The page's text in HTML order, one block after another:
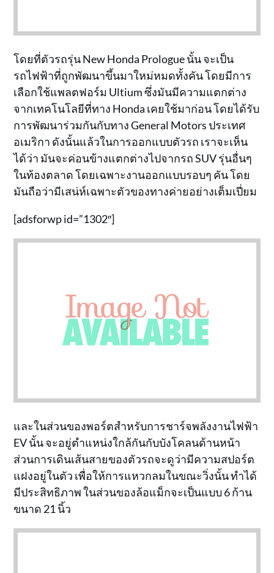
โดยที่ตัวรถรุ่น New Honda Prologue นั้น จะเป็น
รถไฟฟ้าที่ถูกพัฒนาขึ้นมาใหม่หมดทั้งคัน โดยมีการ
เลือกใช้แพลตฟอร์ม Ultium ซึ่งมันมีความแตกต่าง
จากเทคโนโลยีที่ทาง Honda เคยใช้มาก่อน โดยได้รับ
การพัฒนาร่วมกันกับทาง General Motors ประเทศ
อเมริกา ดังนั้นแล้วในการออกแบบตัวรถ เราจะเห็น
ได้ว่า มันจะค่อนข้างแตกต่างไปจากรถ SUV รุ่นอื่นๆ
ในท้องตลาด โดยเฉพาะงานออกแบบรอบๆ คัน โดย
มันถือว่ามีเสน่ห์เฉพาะตัวของทางค่ายอย่างเต็มเปี่ยม
[adsforwp id=”1302″]
และในส่วนของพอร์ตสำหรับการชาร์จพลังงานไฟฟ้า
EV นั้น จะอยู่ตำแหน่งใกล้กันกับบังโคลนด้านหน้า
ส่วนการเดินเส้นสายของตัวรถจะดูว่ามีความสปอร์ต
แฝงอยู่ในตัว เพื่อให้การแหวกลมในขณะวิ่งนั้น ทำได้
มีประสิทธิภาพ ในส่วนของล้อแม็กจะเป็นแบบ 6 ก้าน
ขนาด 21 นิ้ว